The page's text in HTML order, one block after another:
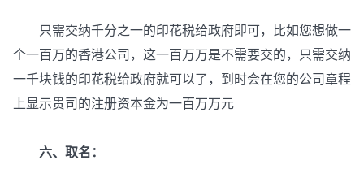
只需交纳千分之一的印花税给政府即可，比如您想做一
个一百万的香港公司，这一百万万是不需要交的，只需交纳
一千块钱的印花税给政府就可以了，到时会在您的公司章程
上显示贵司的注册资本金为一百万万元
六、取名：